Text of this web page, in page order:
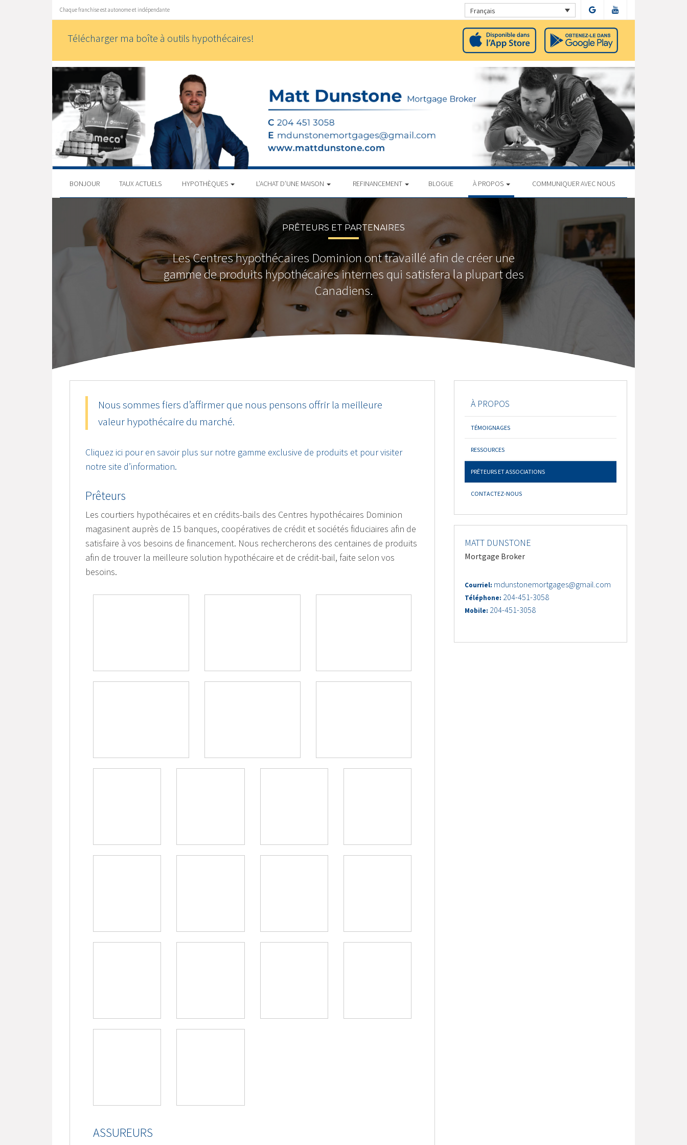
Chaque franchise est autonome et indépendante Français
Télécharger ma boîte à outils hypothécaires!
BONJOUR TAUX ACTUELS HYPOTHÈQUES L’ACHAT D’UNE MAISON REFINANCEMENT BLOGUE À PROPOS COMMUNIQUER AVEC NOUS
PRÊTEURS ET PARTENAIRES
Les Centres hypothécaires Dominion ont travaillé afin de créer une
gamme de produits hypothécaires internes qui satisfera la plupart des
Canadiens.
Nous sommes fiers d’affirmer que nous pensons offrir la meilleure
valeur hypothécaire du marché.
Cliquez ici pour en savoir plus sur notre gamme exclusive de produits et pour visiter
notre site d’information.
Prêteurs
Les courtiers hypothécaires et en crédits-bails des Centres hypothécaires Dominion
magasinent auprès de 15 banques, coopératives de crédit et sociétés fiduciaires afin de
satisfaire à vos besoins de financement. Nous rechercherons des centaines de produits
afin de trouver la meilleure solution hypothécaire et de crédit-bail, faite selon vos
besoins.
ASSUREURS
À PROPOS
TÉMOIGNAGES
RESSOURCES
PRÊTEURS ET ASSOCIATIONS
CONTACTEZ-NOUS
MATT DUNSTONE
Mortgage Broker
Courriel: mdunstonemortgages@gmail.com
Téléphone: 204-451-3058
Mobile: 204-451-3058